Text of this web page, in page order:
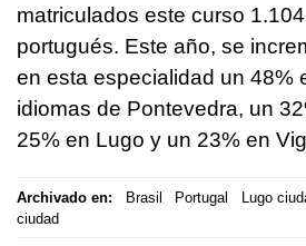
matriculados este curso
portugués. Este año, se
en esta especialidad un 48%
idiomas de Pontevedra, un
25% en Lugo y un 23% en
Archivado en: Brasil Portugal Lugo
ciudad